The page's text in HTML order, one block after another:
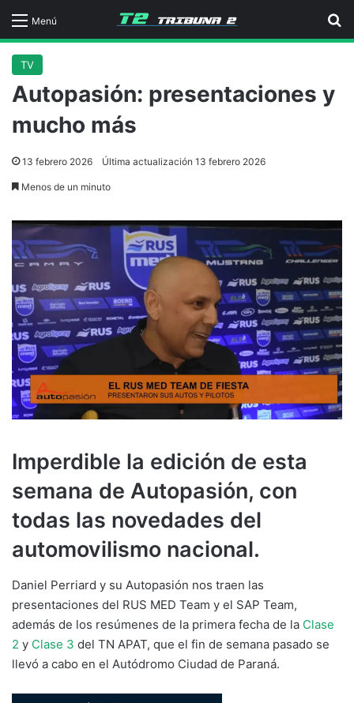
Menú
TV
Autopasión: presentaciones y
mucho más
13 febrero 2026 Última actualización 13 febrero 2026
Menos de un minuto
Imperdible la edición de esta
semana de Autopasión, con
todas las novedades del
automovilismo nacional.
Daniel Perriard y su Autopasión nos traen las
presentaciones del RUS MED Team y el SAP Team,
además de los resúmenes de la primera fecha de la Clase
2 y Clase 3 del TN APAT, que el fin de semana pasado se
llevó a cabo en el Autódromo Ciudad de Paraná.